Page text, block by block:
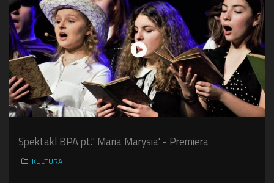
Spektakl BPA pt." Maria Marysia' - Premiera
KULTURA